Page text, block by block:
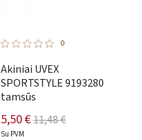
0
Akiniai UVEX
SPORTSTYLE 9193280
tamsūs
5,50 €11,48 €
Su PVM